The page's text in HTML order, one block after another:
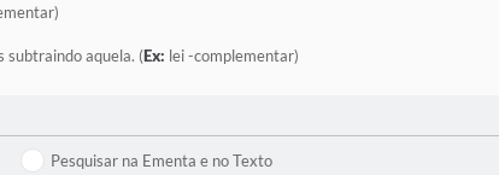
subtraindo aquela. (Ex: lei -complementar)
Pesquisar na Ementa e no Texto